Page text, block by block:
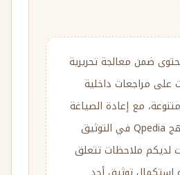
ضمن معالجة تحريرية
على مراجعات داخلية
مع إعادة الصياغة
والتحرير وفق منهج Qpedia في التوثيق
لديكم ملاحظات تتعلق